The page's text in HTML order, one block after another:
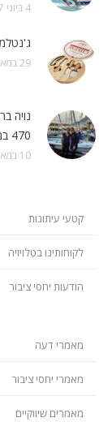
4 ביוני 2017
29 במאי 2017
נויה
470 במונקו
10 במאי 2017
קטעי עיתונות
לקוחותינו בטלויזיה
הודעות יחסי ציבור
מאמרי דעה
מאמרי יחסי ציבור
מאמרים שיווקיים